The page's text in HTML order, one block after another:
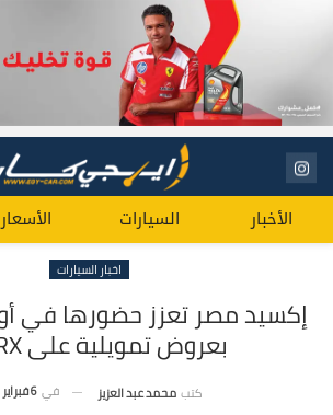
الأخبار السيارات الأسعار
اخبار السيارات
بعروض تمويلية على RX وVX
كتب محمد عبد العزيز في 6 فبراير 2026